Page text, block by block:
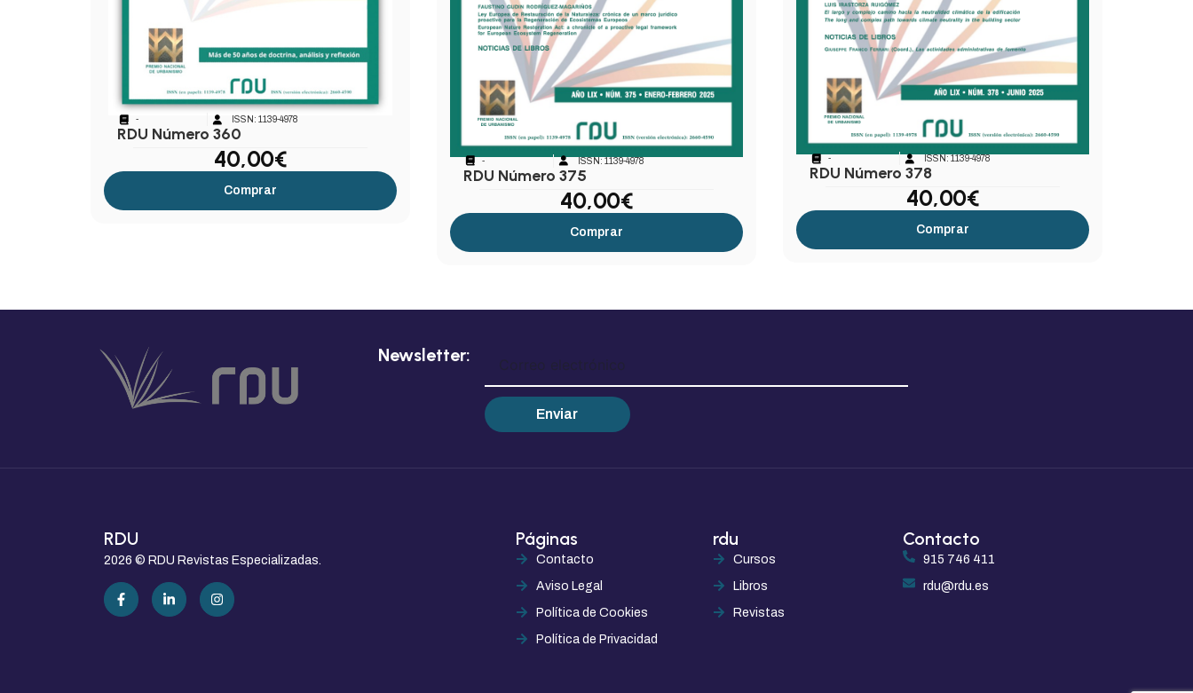
- ISSN: 1139-4978
RDU Número 360
40,00€
Comprar
- ISSN: 1139-4978
RDU Número 375
40,00€
Comprar
- ISSN: 1139-4978
RDU Número 378
40,00€
Comprar
Newsletter:
Enviar
RDU
2026 © RDU Revistas Especializadas.
Páginas
Contacto
Aviso Legal
Política de Cookies
Política de Privacidad
rdu
Cursos
Libros
Revistas
Contacto
915 746 411
rdu@rdu.es